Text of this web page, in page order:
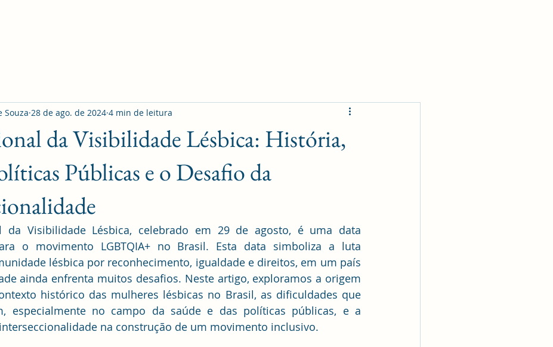
da Visibilidade Lésbica: História,
Públicas e o Desafio da
Souza 28 de ago. de 2024 4 min de leitura
da Visibilidade Lésbica, celebrado em 29 de agosto, é uma data
o movimento LGBTQIA+ no Brasil. Esta data simboliza a luta
lésbica por reconhecimento, igualdade e direitos, em um país
ainda enfrenta muitos desafios. Neste artigo, exploramos a origem
histórico das mulheres lésbicas no Brasil, as dificuldades que
especialmente no campo da saúde e das políticas públicas, e a
na construção de um movimento inclusivo.